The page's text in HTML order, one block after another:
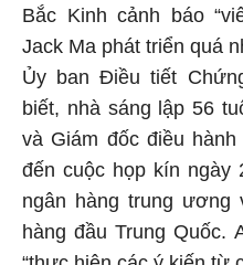
Bắc Kinh cảnh báo
Jack Ma phát triển quá
Ủy ban Điều tiết
biết, nhà sáng lập 56
và Giám đốc điều
đến cuộc họp kín ngày
ngân hàng trung ương
hàng đầu Trung Quốc.
“thực hiện các ý kiến từ